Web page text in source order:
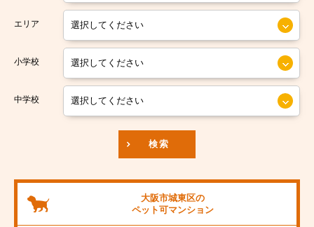
大阪市平野区
大阪市北区
大阪市中央区
大阪市営堺筋線
南海本線
南海汐見橋線
京阪本線
エリア
小学校
中学校
検索
大阪市城東区の
ペット可マンション